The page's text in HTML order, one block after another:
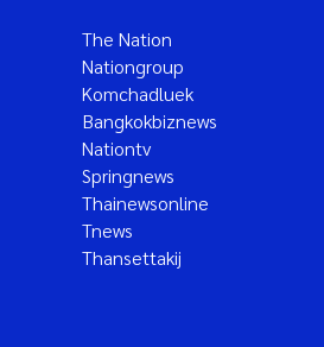
The Nation
Nationgroup
Komchadluek
Bangkokbiznews
Nationtv
Springnews
Thainewsonline
Tnews
Thansettakij